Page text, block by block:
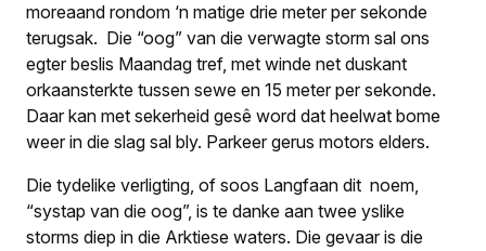
moreaand rondom ‘n matige drie meter per sekonde
terugsak. Die “oog” van die verwagte storm sal ons
egter beslis Maandag tref, met winde net duskant
orkaansterkte tussen sewe en 15 meter per sekonde.
Daar kan met sekerheid gesê word dat heelwat bome
weer in die slag sal bly. Parkeer gerus motors elders.
Die tydelike verligting, of soos Langfaan dit noem,
“systap van die oog”, is te danke aan twee yslike
storms diep in die Arktiese waters. Die gevaar is die